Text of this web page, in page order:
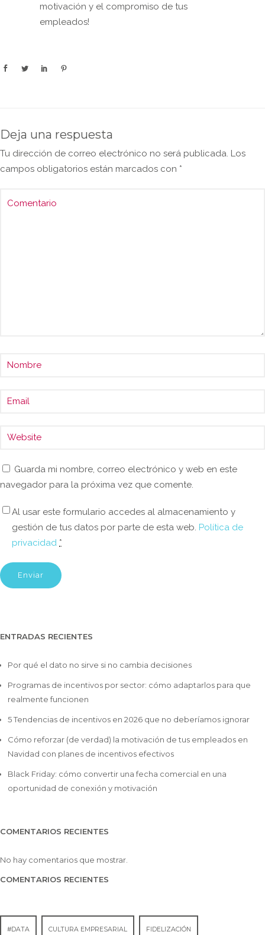
motivación y el compromiso de tus
empleados!
Deja una respuesta
Tu dirección de correo electrónico no será publicada. Los
campos obligatorios están marcados con *
Guarda mi nombre, correo electrónico y web en este
navegador para la próxima vez que comente.
Al usar este formulario accedes al almacenamiento y
gestión de tus datos por parte de esta web. Política de
privacidad *
ENTRADAS RECIENTES
Por qué el dato no sirve si no cambia decisiones
Programas de incentivos por sector: cómo adaptarlos para que
realmente funcionen
5 Tendencias de incentivos en 2026 que no deberíamos ignorar
Cómo reforzar (de verdad) la motivación de tus empleados en
Navidad con planes de incentivos efectivos
Black Friday: cómo convertir una fecha comercial en una
oportunidad de conexión y motivación
COMENTARIOS RECIENTES
No hay comentarios que mostrar.
COMENTARIOS RECIENTES
#DATA CULTURA EMPRESARIAL FIDELIZACIÓN